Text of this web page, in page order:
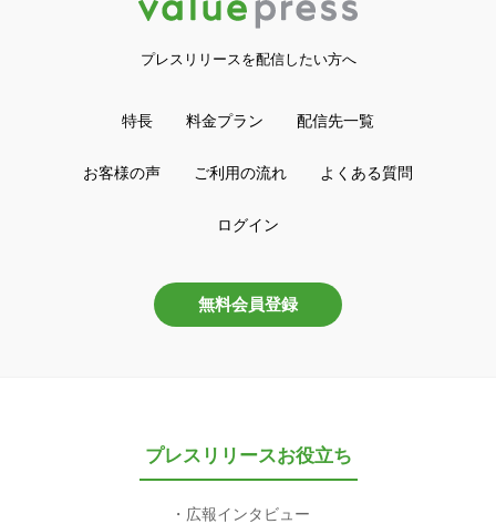
プレスリリースを配信したい方へ
特長 料金プラン 配信先一覧
お客様の声 ご利用の流れ よくある質問
ログイン
無料会員登録
プレスリリースお役立ち
広報インタビュー